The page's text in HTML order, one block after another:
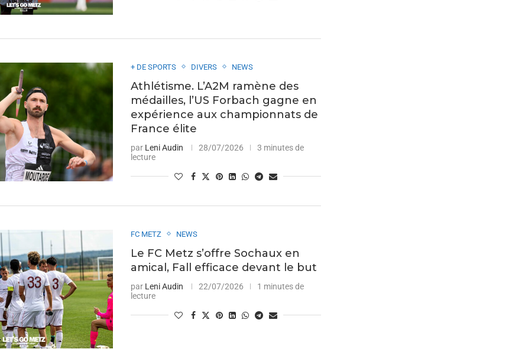
+ DE SPORTS DIVERS NEWS
Athlétisme. L’A2M ramène des
médailles, l’US Forbach gagne en
expérience aux championnats de
France élite
par Leni Audin 28/07/2026
3 minutes de
lecture
FC METZ NEWS
Le FC Metz s’offre Sochaux en
amical, Fall efficace devant le but
par Leni Audin 22/07/2026
1 minutes de
lecture